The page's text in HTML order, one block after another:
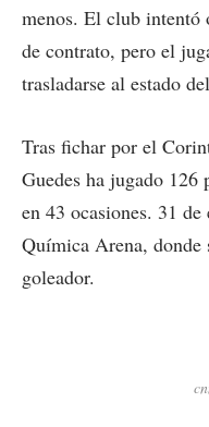
menos. El club intentó
de contrato, pero el
trasladarse al estado
Tras fichar por el
Guedes ha jugado 126
en 43 ocasiones. 31
Química Arena,
goleador.